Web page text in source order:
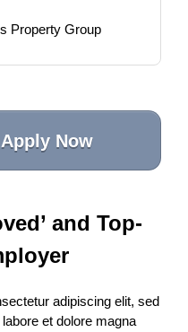
Property Group
Now
and Top-
adipiscing elit, sed
et dolore magna